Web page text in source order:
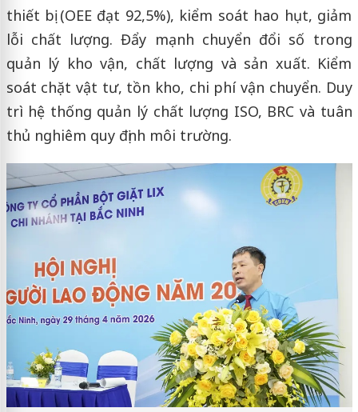
thiết bị (OEE đạt 92,5%), kiểm soát hao hụt, giảm
lỗi chất lượng. Đẩy mạnh chuyển đổi số trong
quản lý kho vận, chất lượng và sản xuất. Kiểm
soát chặt vật tư, tồn kho, chi phí vận chuyển. Duy
trì hệ thống quản lý chất lượng ISO, BRC và tuân
thủ nghiêm quy định môi trường.